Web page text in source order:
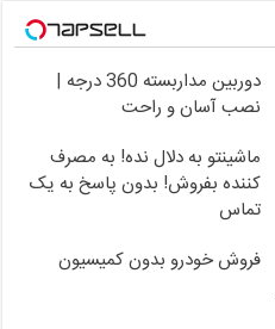
دوربین مداربسته 360 درجه |
نصب آسان و راحت
ماشینتو به دلال نده! به مصرف
کننده بفروش! بدون پاسخ به یک
تماس
فروش خودرو بدون کمیسیون